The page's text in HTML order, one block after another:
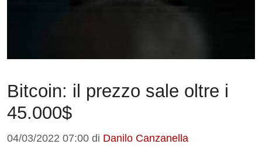
Bitcoin: il prezzo sale oltre i
45.000$
04/03/2022 07:00 di Danilo Canzanella